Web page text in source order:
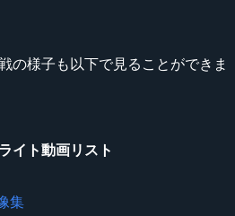
の様子も以下で見ることができま
イト動画リスト
集